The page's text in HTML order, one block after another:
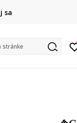
ZADARMO
(neplatí pre Click&Collect)
sa
stránke